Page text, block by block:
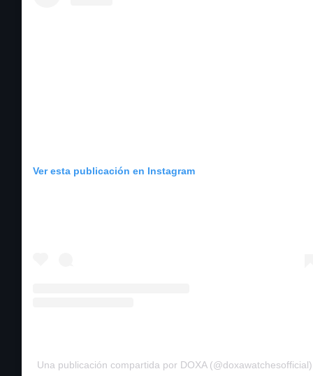
Ver esta publicación en Instagram
Una publicación compartida por DOXA (@doxawatchesofficial)